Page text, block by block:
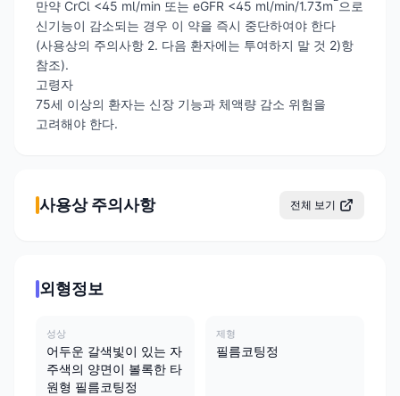
만약 CrCl <45 ml/min 또는 eGFR <45 ml/min/1.73m 으로
신기능이 감소되는 경우 이 약을 즉시 중단하여야 한다
(사용상의 주의사항 2. 다음 환자에는 투여하지 말 것 2)항
참조).
고령자
75세 이상의 환자는 신장 기능과 체액량 감소 위험을
고려해야 한다.
사용상 주의사항 전체 보기
외형정보
성상
어두운 갈색빛이 있는 자
주색의 양면이 볼록한 타
원형 필름코팅정
제형
필름코팅정